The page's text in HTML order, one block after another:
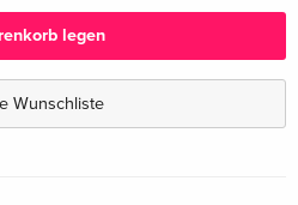
legen
Wunschliste